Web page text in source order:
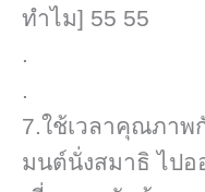
ทำไม]​ 55 55
.
.
7.ใช้เวลาคุณภาพ
มนต์​นั่งสมาธิ ไปอ